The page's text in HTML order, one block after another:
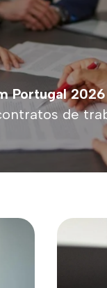
Portugal 2026
de